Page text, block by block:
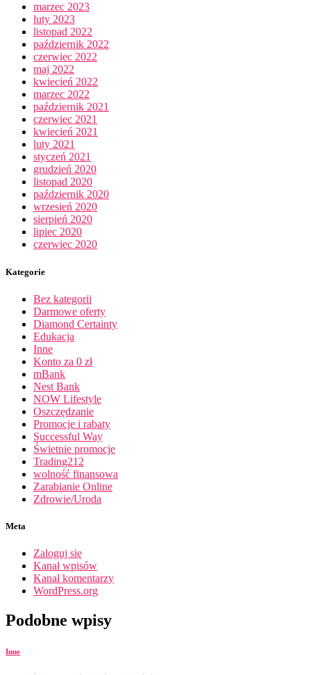
marzec 2023
luty 2023
listopad 2022
październik 2022
czerwiec 2022
maj 2022
kwiecień 2022
marzec 2022
październik 2021
czerwiec 2021
kwiecień 2021
luty 2021
styczeń 2021
grudzień 2020
listopad 2020
październik 2020
wrzesień 2020
sierpień 2020
lipiec 2020
czerwiec 2020
Kategorie
Bez kategorii
Darmowe oferty
Diamond Certainty
Edukacja
Inne
Konto za 0 zł
mBank
Nest Bank
NOW Lifestyle
Oszczędzanie
Promocje i rabaty
Successful Way
Świetnie promocje
Trading212
wolność finansowa
Zarabianie Online
Zdrowie/Uroda
Meta
Zaloguj się
Kanał wpisów
Kanał komentarzy
WordPress.org
Podobne wpisy
Inne